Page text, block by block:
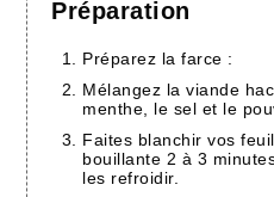
Préparation
Préparez la farce :
Mélangez la viande
menthe, le sel et le
Faites blanchir vos
bouillante 2 à 3
les refroidir.